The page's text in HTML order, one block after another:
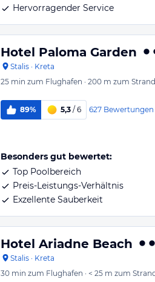
Hervorragender Service
Hotel Paloma Garden
Stalis · Kreta
25 min zum Flughafen · 200 m zum Strand
89% 5,3 / 6 627 Bewertungen
Besonders gut bewertet:
Top Poolbereich
Preis-Leistungs-Verhältnis
Exzellente Sauberkeit
Hotel Ariadne Beach
Stalis · Kreta
30 min zum Flughafen · < 25 m zum